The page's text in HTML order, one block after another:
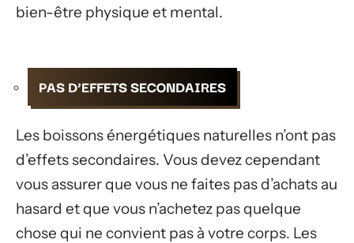
bien-être physique et mental.
PAS D’EFFETS SECONDAIRES
Les boissons énergétiques naturelles n’ont pas
d’effets secondaires. Vous devez cependant
vous assurer que vous ne faites pas d’achats au
hasard et que vous n’achetez pas quelque
chose qui ne convient pas à votre corps. Les